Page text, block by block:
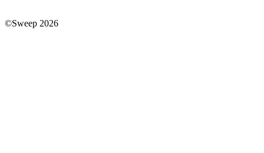
©Sweep 2026